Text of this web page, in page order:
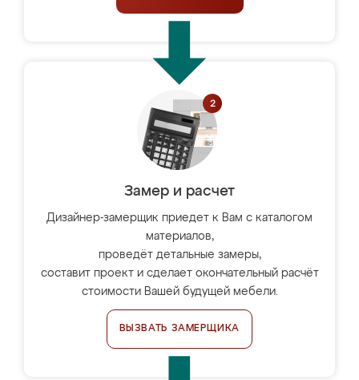
Замер и расчет
Дизайнер-замерщик приедет к Вам с каталогом
материалов,
проведёт детальные замеры,
составит проект и сделает окончательный расчёт
стоимости Вашей будущей мебели.
ВЫЗВАТЬ ЗАМЕРЩИКА